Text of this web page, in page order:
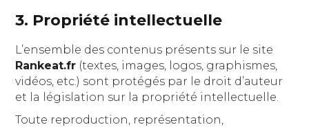
3. Propriété intellectuelle
L’ensemble des contenus présents sur le site
Rankeat.fr (textes, images, logos, graphismes,
vidéos, etc.) sont protégés par le droit d’auteur
et la législation sur la propriété intellectuelle.
Toute reproduction, représentation,